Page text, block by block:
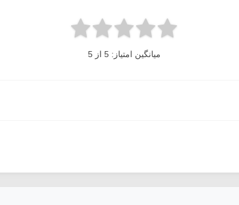
میانگین امتیاز: 5 از 5